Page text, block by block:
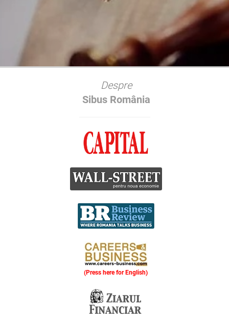
Despre
Sibus România
(Press here for English)